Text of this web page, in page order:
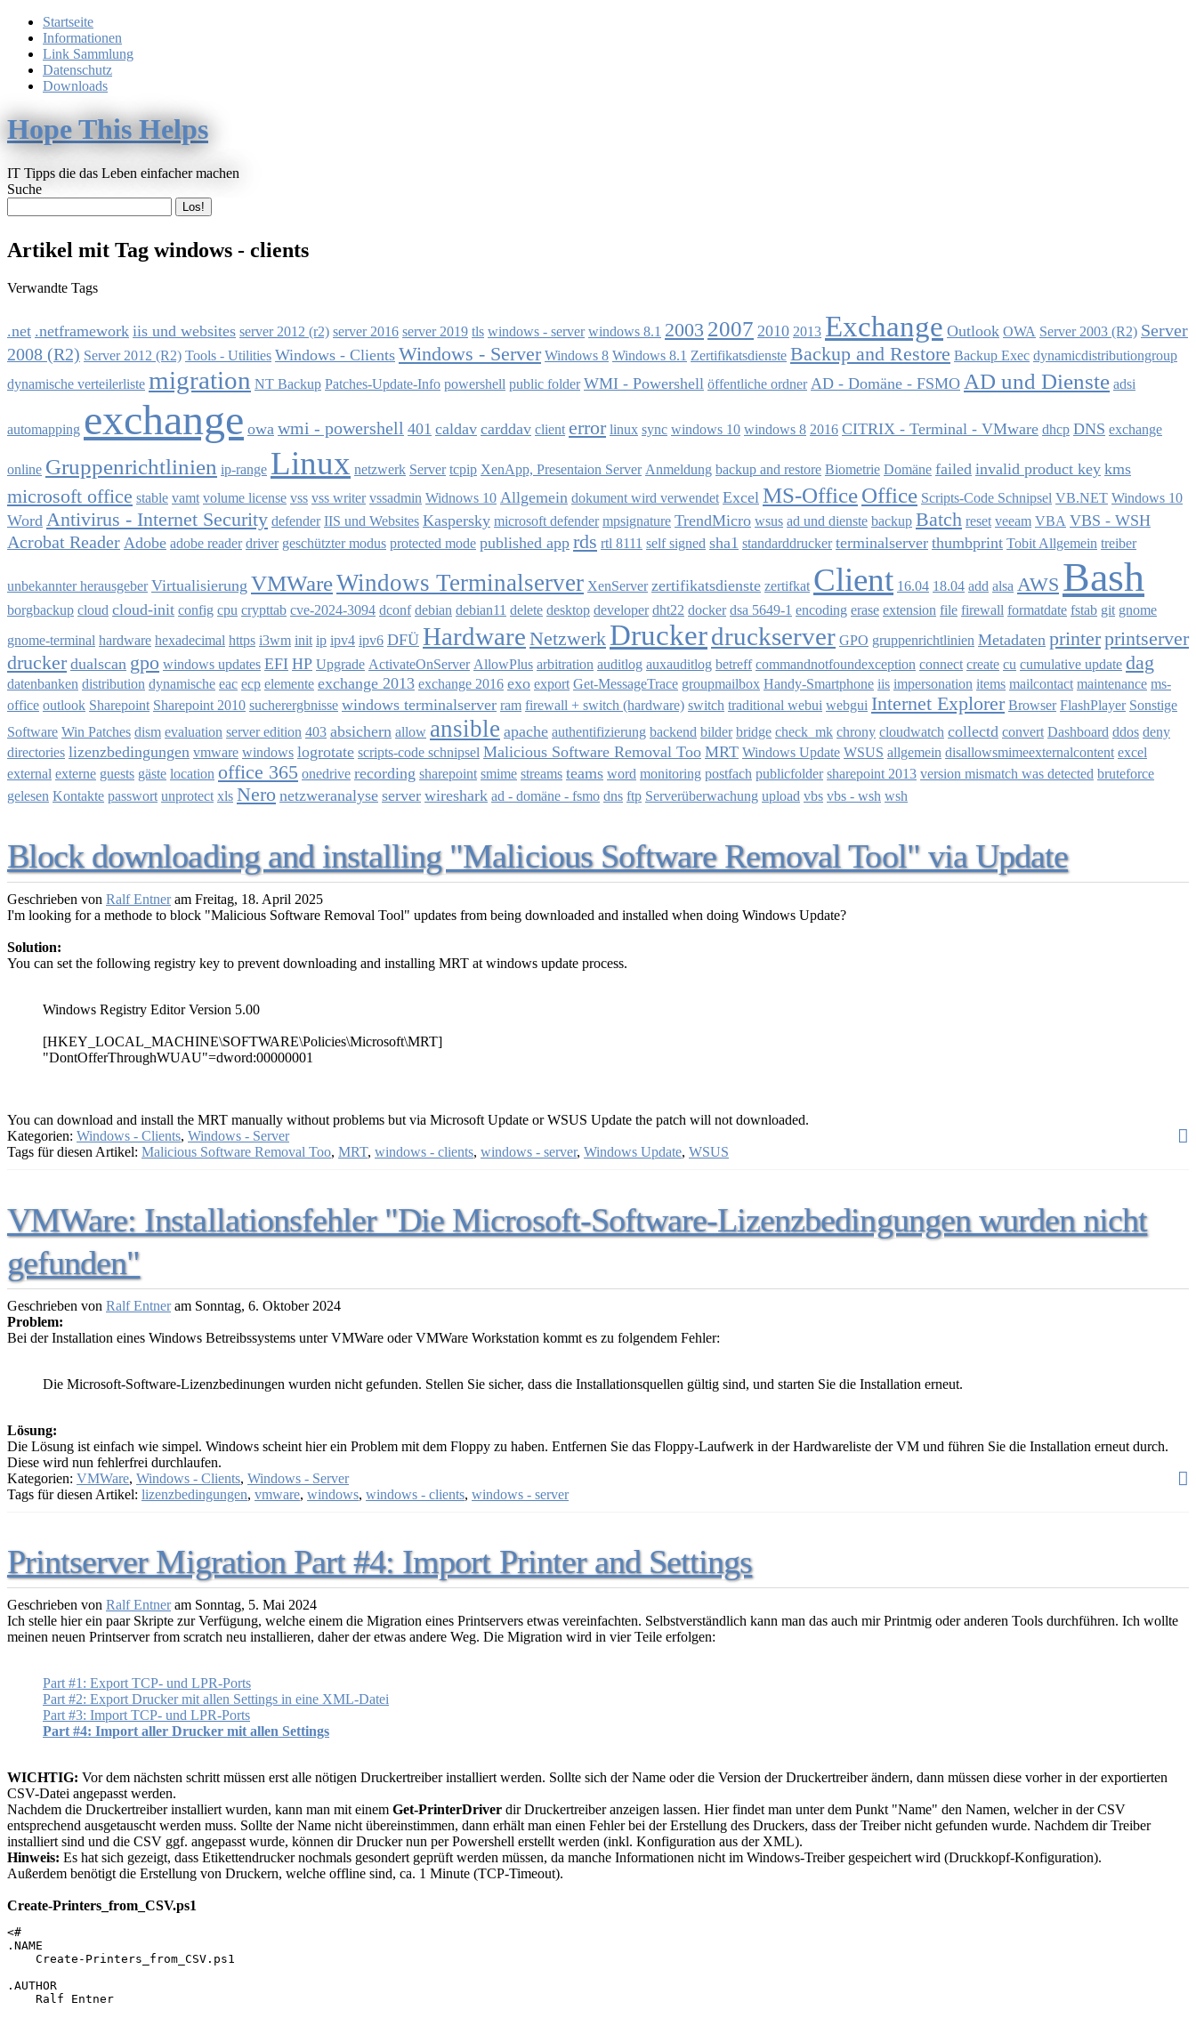
Startseite
Informationen
Link Sammlung
Datenschutz
Downloads
Hope This Helps
IT Tipps die das Leben einfacher machen
Suche
Artikel mit Tag windows - clients
Verwandte Tags
.net .netframework iis und websites server 2012 (r2) server 2016 server 2019 tls windows - server windows 8.1 2003 2007 2010 2013 Exchange Outlook OWA Server 2003 (R2) Server
2008 (R2) Server 2012 (R2) Tools - Utilities Windows - Clients Windows - Server Windows 8 Windows 8.1 Zertifikatsdienste Backup and Restore Backup Exec dynamicdistributiongroup
dynamische verteilerliste migration NT Backup Patches-Update-Info powershell public folder WMI - Powershell öffentliche ordner AD - Domäne - FSMO AD und Dienste adsi
automapping exchange owa wmi - powershell 401 caldav carddav client error linux sync windows 10 windows 8 2016 CITRIX - Terminal - VMware dhcp DNS exchange
online Gruppenrichtlinien ip-range Linux netzwerk Server tcpip XenApp, Presentaion Server Anmeldung backup and restore Biometrie Domäne failed invalid product key kms
microsoft office stable vamt volume license vss vss writer vssadmin Widnows 10 Allgemein dokument wird verwendet Excel MS-OfficeOffice Scripts-Code Schnipsel VB.NET Windows 10
Word Antivirus - Internet Security defender IIS und Websites Kaspersky microsoft defender mpsignature TrendMicro wsus ad und dienste backup Batch reset veeam VBA VBS - WSH
Acrobat Reader Adobe adobe reader driver geschützter modus protected mode published app rds rtl 8111 self signed sha1 standarddrucker terminalserver thumbprint Tobit Allgemein treiber
unbekannter herausgeber Virtualisierung VMWareWindows Terminalserver XenServer zertifikatsdienste zertifkat Client 16.04 18.04 add alsa AWS Bash
borgbackup cloud cloud-init config cpu crypttab cve-2024-3094 dconf debian debian11 delete desktop developer dht22 docker dsa 5649-1 encoding erase extension file firewall formatdate fstab git gnome
gnome-terminal hardware hexadecimal https i3wm init ip ipv4 ipv6 DFÜ Hardware Netzwerk Druckerdruckserver GPO gruppenrichtlinien Metadaten printerprintserver
drucker dualscan gpo windows updates EFI HP Upgrade ActivateOnServer AllowPlus arbitration auditlog auxauditlog betreff commandnotfoundexception connect create cu cumulative update dag
datenbanken distribution dynamische eac ecp elemente exchange 2013 exchange 2016 exo export Get-MessageTrace groupmailbox Handy-Smartphone iis impersonation items mailcontact maintenance ms-
office outlook Sharepoint Sharepoint 2010 sucherergbnisse windows terminalserver ram firewall + switch (hardware) switch traditional webui webgui Internet Explorer Browser FlashPlayer Sonstige
Software Win Patches dism evaluation server edition 403 absichern allow ansible apache authentifizierung backend bilder bridge check_mk chrony cloudwatch collectd convert Dashboard ddos deny
directories lizenzbedingungen vmware windows logrotate scripts-code schnipsel Malicious Software Removal Too MRT Windows Update WSUS allgemein disallowsmimeexternalcontent excel
external externe guests gäste location office 365 onedrive recording sharepoint smime streams teams word monitoring postfach publicfolder sharepoint 2013 version mismatch was detected bruteforce
gelesen Kontakte passwort unprotect xls Nero netzweranalyse server wireshark ad - domäne - fsmo dns ftp Serverüberwachung upload vbs vbs - wsh wsh
Block downloading and installing "Malicious Software Removal Tool" via Update
Geschrieben von Ralf Entneram Freitag, 18. April 2025
I'm looking for a methode to block "Malicious Software Removal Tool" updates from being downloaded and installed when doing Windows Update?
Solution:
You can set the following registry key to prevent downloading and installing MRT at windows update process.
Windows Registry Editor Version 5.00
[HKEY_LOCAL_MACHINE\SOFTWARE\Policies\Microsoft\MRT]
"DontOfferThroughWUAU"=dword:00000001
You can download and install the MRT manually without problems but via Microsoft Update or WSUS Update the patch will not downloaded.
Kategorien: Windows - Clients, Windows - Server
Tags für diesen Artikel: Malicious Software Removal Too, MRT, windows - clients, windows - server, Windows Update, WSUS
VMWare: Installationsfehler "Die Microsoft-Software-Lizenzbedingungen wurden nicht
gefunden"
Geschrieben von Ralf Entneram Sonntag, 6. Oktober 2024
Problem:
Bei der Installation eines Windows Betreibssystems unter VMWare oder VMWare Workstation kommt es zu folgendem Fehler:
Die Microsoft-Software-Lizenzbedinungen wurden nicht gefunden. Stellen Sie sicher, dass die Installationsquellen gültig sind, und starten Sie die Installation erneut.
Lösung:
Die Lösung ist einfach wie simpel. Windows scheint hier ein Problem mit dem Floppy zu haben. Entfernen Sie das Floppy-Laufwerk in der Hardwareliste der VM und führen Sie die Installation erneut durch.
Diese wird nun fehlerfrei durchlaufen.
Kategorien: VMWare, Windows - Clients, Windows - Server
Tags für diesen Artikel: lizenzbedingungen, vmware, windows, windows - clients, windows - server
Printserver Migration Part #4: Import Printer and Settings
Geschrieben von Ralf Entneram Sonntag, 5. Mai 2024
Ich stelle hier ein paar Skripte zur Verfügung, welche einem die Migration eines Printservers etwas vereinfachten. Selbstverständlich kann man das auch mir Printmig oder anderen Tools durchführen. Ich wollte
meinen neuen Printserver from scratch neu installieren, daher der etwas andere Weg. Die Migration wird in vier Teile erfolgen:
Part #1: Export TCP- und LPR-Ports
Part #2: Export Drucker mit allen Settings in eine XML-Datei
Part #3: Import TCP- und LPR-Ports
Part #4: Import aller Drucker mit allen Settings
WICHTIG: Vor dem nächsten schritt müssen erst alle nötigen Druckertreiber installiert werden. Sollte sich der Name oder die Version der Druckertreiber ändern, dann müssen diese vorher in der exportierten
CSV-Datei angepasst werden.
Nachdem die Druckertreiber installiert wurden, kann man mit einem Get-PrinterDriver dir Druckertreiber anzeigen lassen. Hier findet man unter dem Punkt "Name" den Namen, welcher in der CSV
entsprechend ausgetauscht werden muss. Sollte der Name nicht übereinstimmen, dann erhält man einen Fehler bei der Erstellung des Druckers, dass der Treiber nicht gefunden wurde. Nachdem dir Treiber
installiert sind und die CSV ggf. angepasst wurde, können dir Drucker nun per Powershell erstellt werden (inkl. Konfiguration aus der XML).
Hinweis: Es hat sich gezeigt, dass Etikettendrucker nochmals gesondert geprüft werden müssen, da manche Informationen nicht im Windows-Treiber gespeichert wird (Druckkopf-Konfiguration).
Außerdem benötigt die Erstellung von Druckern, welche offline sind, ca. 1 Minute (TCP-Timeout).
Create-Printers_from_CSV.ps1
<#
.NAME
    Create-Printers_from_CSV.ps1
.AUTHOR
    Ralf Entner